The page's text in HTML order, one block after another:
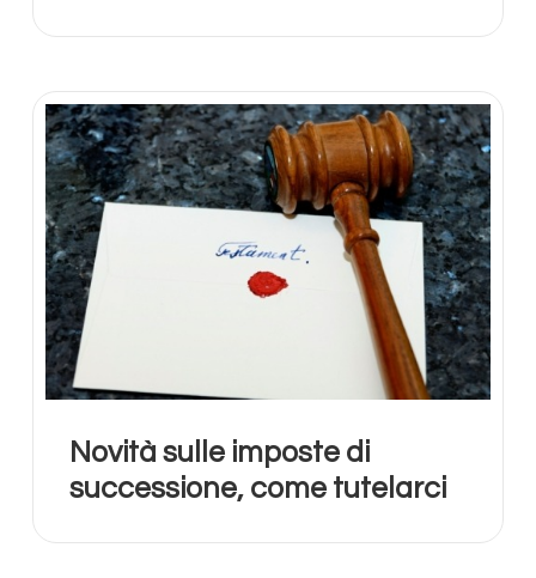
Novità sulle imposte di
successione, come tutelarci